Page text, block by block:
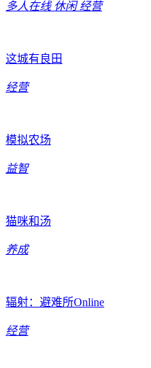
多人在线 休闲 经营
这城有良田
经营
模拟农场
益智
猫咪和汤
养成
辐射：避难所Online
经营